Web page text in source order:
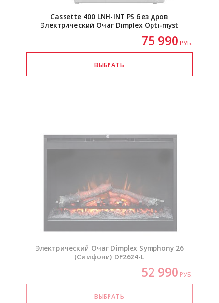
Cassette 400 LNH-INT PS без дров
Электрический Очаг Dimplex Opti-myst
75 990 РУБ.
Электрический Очаг Dimplex Symphony 26
(Симфони) DF2624-L
52 990 РУБ.